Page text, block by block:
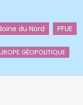
du Nord PFUE
GÉOPOLITIQUE